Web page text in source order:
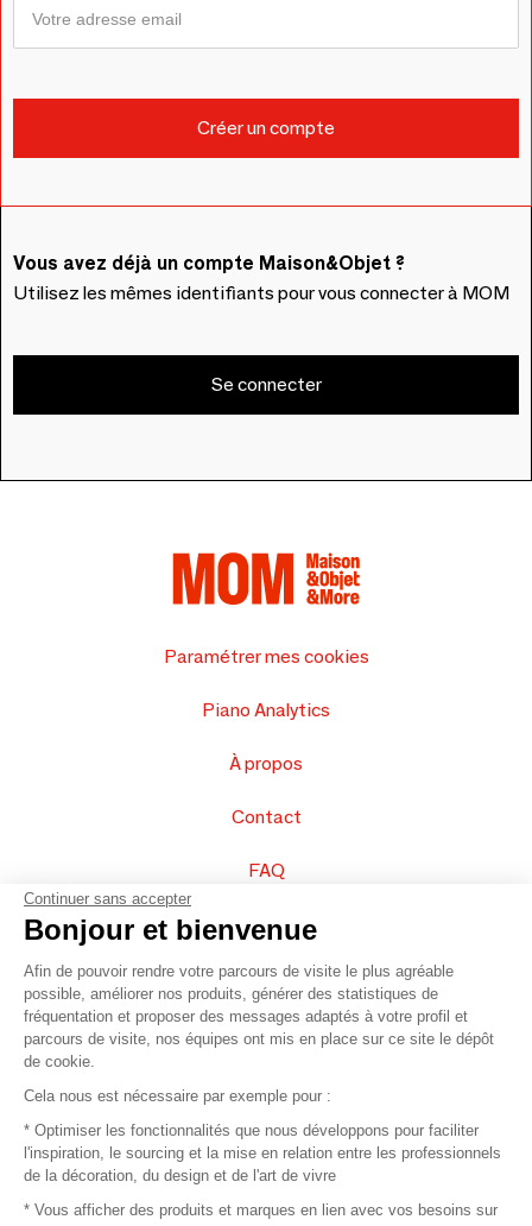
Vous avez déjà un compte Maison&Objet ?
Utilisez les mêmes identifiants pour vous connecter à MOM
Se connecter
Paramétrer mes cookies
Piano Analytics
À propos
Contact
FAQ
Vendez vos produits
Plan du site
© 2016 –Organisation SAFI
Recrutement
Continuer sans accepter
Bonjour et bienvenue
Afin de pouvoir rendre votre parcours de visite le plus agréable
possible, améliorer nos produits, générer des statistiques de
fréquentation et proposer des messages adaptés à votre profil et
parcours de visite, nos équipes ont mis en place sur ce site le dépôt
de cookie.
Cela nous est nécessaire par exemple pour :
* Optimiser les fonctionnalités que nous développons pour faciliter
l'inspiration, le sourcing et la mise en relation entre les professionnels
de la décoration, du design et de l'art de vivre
* Vous afficher des produits et marques en lien avec vos besoins sur